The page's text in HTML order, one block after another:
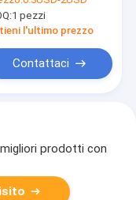
rf
1 pezzi
l'ultimo prezzo
Contattaci
prodotti con